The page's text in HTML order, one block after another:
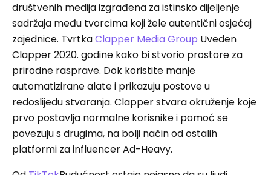
društvenih medija izgrađena za istinsko dijeljenje
sadržaja među tvorcima koji žele autentični osjećaj
zajednice. TvrtkaClapper Media Group Uveden
Clapper 2020. godine kako bi stvorio prostore za
prirodne rasprave. Dok koristite manje
automatizirane alate i prikazuju postove u
redoslijedu stvaranja. Clapper stvara okruženje koje
prvo postavlja normalne korisnike i pomoć se
povezuju s drugima, na bolji način od ostalih
platformi za influencer Ad-Heavy.